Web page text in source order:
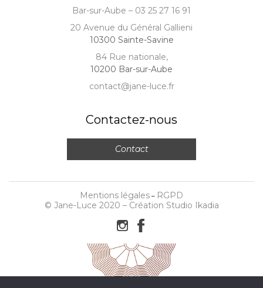
Bar-sur-Aube – 03 25 27 16 91
20 Avenue du Général Gallieni
10300 Sainte-Savine
84 Rue nationale,
10200 Bar-sur-Aube
contact@jane-luce.fr
Contactez-nous
Contact
Mentions légales – RGPD
© Jane-Luce 2020 – Création Studio Ikadia